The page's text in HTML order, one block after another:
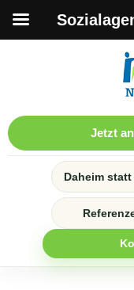
Jetzt
Daheim statt